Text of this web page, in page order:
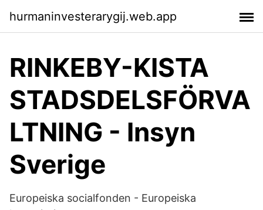
hurmaninvesterarygij.web.app
RINKEBY-KISTA
STADSDELSFÖRVA
LTNING - Insyn
Sverige
Europeiska socialfonden - Europeiska